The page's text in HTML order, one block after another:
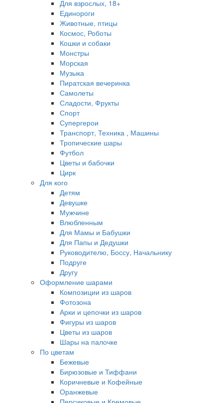
Для взрослых, 18+
Единороги
Животные, птицы
Космос, Роботы
Кошки и собаки
Монстры
Морская
Музыка
Пиратская вечеринка
Самолеты
Сладости, Фрукты
Спорт
Супергерои
Транспорт, Техника , Машины
Тропические шары
Футбол
Цветы и бабочки
Цирк
Для кого
Детям
Девушке
Мужчине
Влюбленным
Для Мамы и Бабушки
Для Папы и Дедушки
Руководителю, Боссу, Начальнику
Подруге
Другу
Оформление шарами
Композиции из шаров
Фотозона
Арки и цепочки из шаров
Фигуры из шаров
Цветы из шаров
Шары на палочке
По цветам
Бежевые
Бирюзовые и Тиффани
Коричневые и Кофейные
Оранжевые